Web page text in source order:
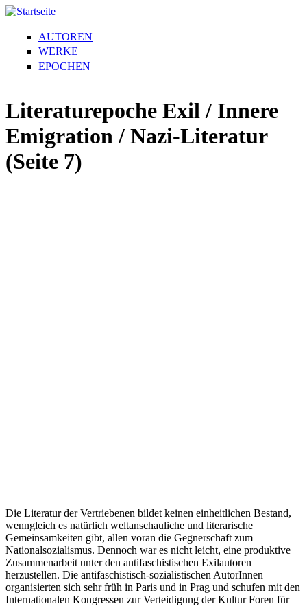
AUTOREN
WERKE
EPOCHEN
Literaturepoche Exil / Innere
Emigration / Nazi-Literatur
(Seite 7)
Die Literatur der Vertriebenen bildet keinen einheitlichen Bestand,
wenngleich es natürlich weltanschauliche und literarische
Gemeinsamkeiten gibt, allen voran die Gegnerschaft zum
Nationalsozialismus. Dennoch war es nicht leicht, eine produktive
Zusammenarbeit unter den antifaschistischen Exilautoren
herzustellen. Die antifaschistisch-sozialistischen AutorInnen
organisierten sich sehr früh in Paris und in Prag und schufen mit den
Internationalen Kongressen zur Verteidigung der Kultur Foren für